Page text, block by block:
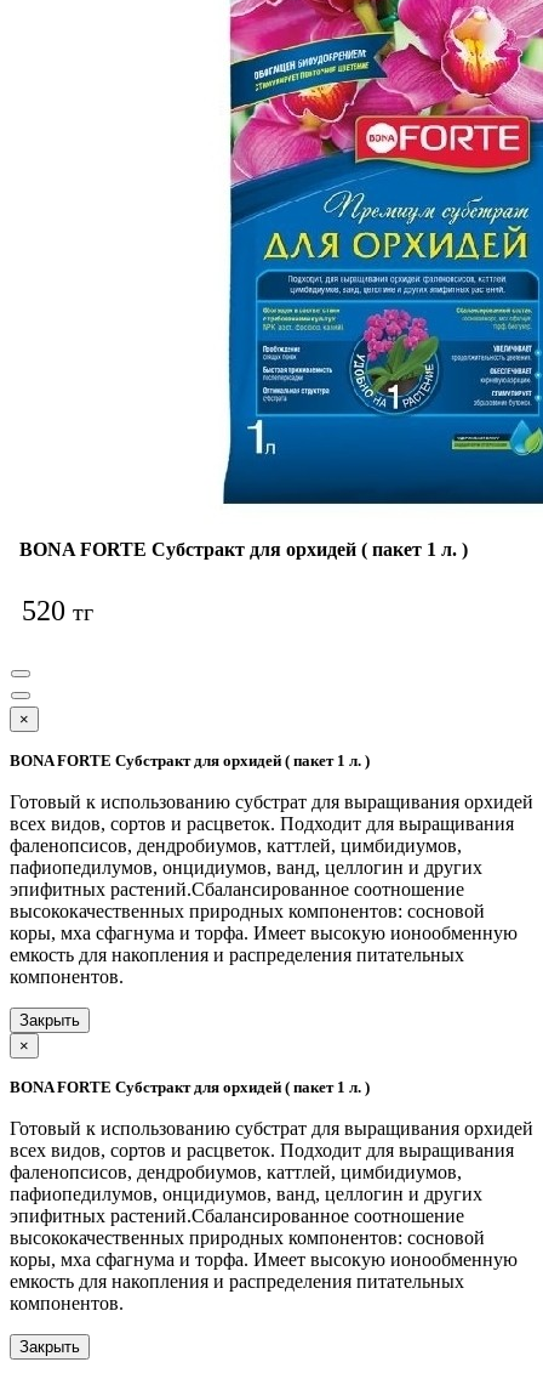
BONA FORTE Субстракт для орхидей ( пакет 1 л. )
520 тг
×
BONA FORTE Субстракт для орхидей ( пакет 1 л. )
Готовый к использованию субстрат для выращивания орхидей
всех видов, сортов и расцветок. Подходит для выращивания
фаленопсисов, дендробиумов, каттлей, цимбидиумов,
пафиопедилумов, онцидиумов, ванд, целлогин и других
эпифитных растений.Сбалансированное соотношение
высококачественных природных компонентов: сосновой
коры, мха сфагнума и торфа. Имеет высокую ионообменную
емкость для накопления и распределения питательных
компонентов.
Закрыть
×
BONA FORTE Субстракт для орхидей ( пакет 1 л. )
Готовый к использованию субстрат для выращивания орхидей
всех видов, сортов и расцветок. Подходит для выращивания
фаленопсисов, дендробиумов, каттлей, цимбидиумов,
пафиопедилумов, онцидиумов, ванд, целлогин и других
эпифитных растений.Сбалансированное соотношение
высококачественных природных компонентов: сосновой
коры, мха сфагнума и торфа. Имеет высокую ионообменную
емкость для накопления и распределения питательных
компонентов.
Закрыть